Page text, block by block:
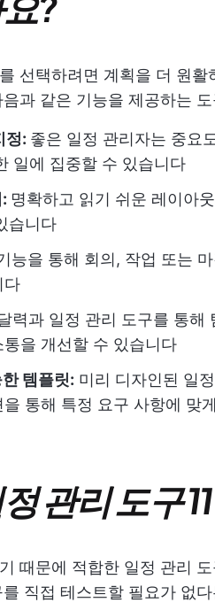
선택하려면 계획을 더 원
과 같은 기능을 제공하는
정: 좋은 일정 관리자는 중요
일에 집중할 수 있습니다
명확하고 읽기 쉬운 레이아
습니다
능을 통해 회의, 작업 또는
다
력과 일정 관리 도구를 통해
통을 개선할 수 있습니다
템플릿: 미리 디자인된 일
통해 특정 요구 사항에 맞
관리 도구
때문에 적합한 일정 관리
직접 테스트할 필요가 없